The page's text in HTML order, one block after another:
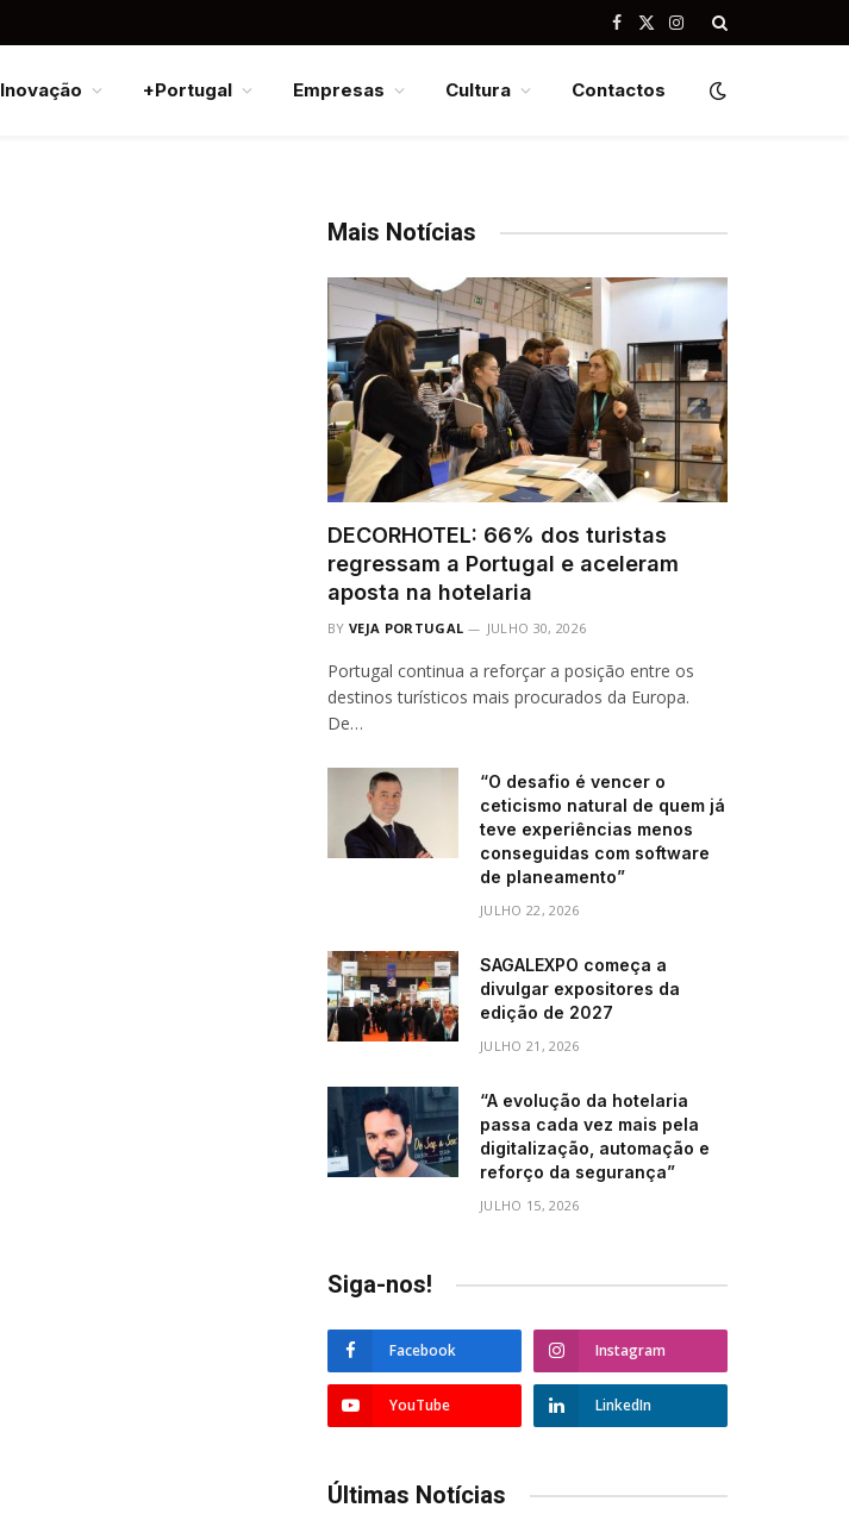
Facebook
X
Instagram
Inovação +Portugal Empresas Cultura Contactos
Mais Notícias
DECORHOTEL: 66% dos turistas
regressam a Portugal e aceleram
aposta na hotelaria
BY VEJA PORTUGAL JULHO 30, 2026
Portugal continua a reforçar a posição entre os
destinos turísticos mais procurados da Europa.
De…
“O desafio é vencer o
ceticismo natural de quem já
teve experiências menos
conseguidas com software
de planeamento”
JULHO 22, 2026
SAGALEXPO começa a
divulgar expositores da
edição de 2027
JULHO 21, 2026
“A evolução da hotelaria
passa cada vez mais pela
digitalização, automação e
reforço da segurança”
JULHO 15, 2026
Siga-nos!
Facebook Instagram
YouTube LinkedIn
Últimas Notícias